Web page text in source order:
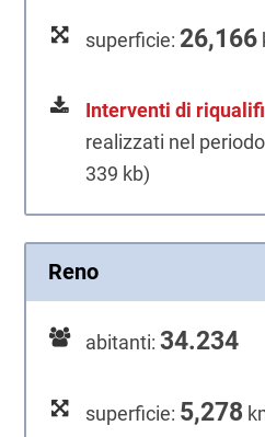
superficie: 26,166
Interventi di
realizzati nel
339 kb)
Reno
abitanti:34.234
superficie: 5,278